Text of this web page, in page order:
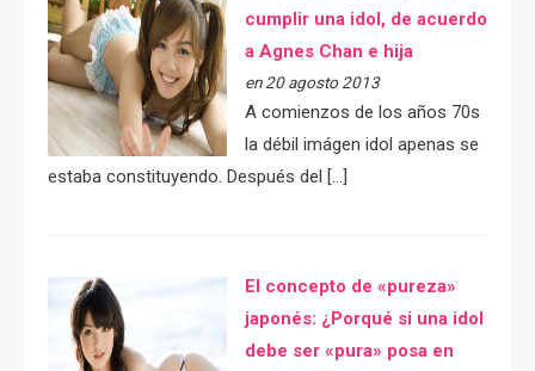
cumplir una idol, de acuerdo
a Agnes Chan e hija
en 20 agosto 2013
A comienzos de los años 70s
la débil imágen idol apenas se
estaba constituyendo. Después del […]
El concepto de «pureza»
japonés: ¿Porqué si una idol
debe ser «pura» posa en